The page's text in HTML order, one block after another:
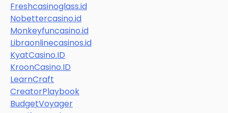
Freshcasinoglass.id
Nobettercasino.id
Monkeyfuncasino.id
Libraonlinecasinos.id
KyatCasino.ID
KroonCasino.ID
LearnCraft
CreatorPlaybook
BudgetVoyager